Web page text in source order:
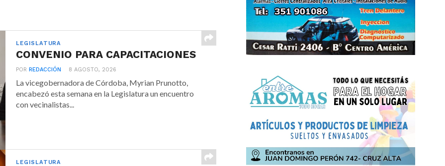
LEGISLATURA
CONVENIO PARA CAPACITACIONES
PORREDACCIÓN 8 AGOSTO, 2026
La vicegobernadora de Córdoba, Myrian Prunotto,
encabezó esta semana en la Legislatura un encuentro
con vecinalistas...
LEGISLATURA